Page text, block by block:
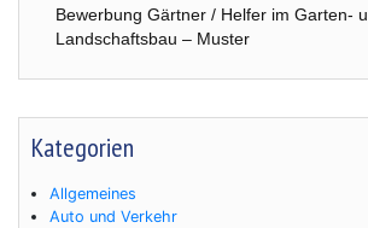
Bewerbung Gärtner / Helfer im Garten- u.
Landschaftsbau – Muster
Kategorien
Allgemeines
Auto und Verkehr